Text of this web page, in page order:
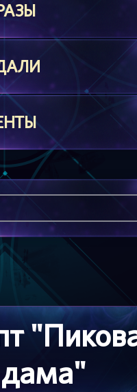
дама"